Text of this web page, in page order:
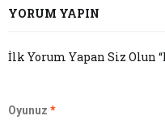
YORUM YAPIN
İlk Yorum Yapan Siz Olun
Oyunuz *